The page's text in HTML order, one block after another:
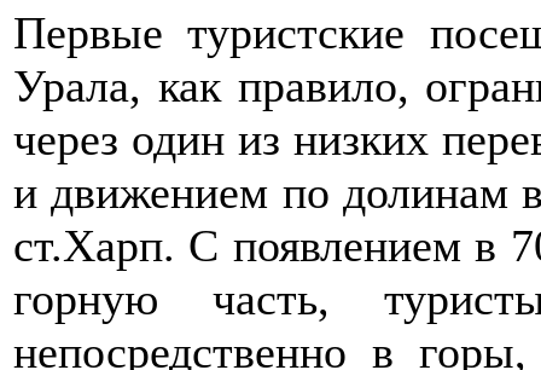
Первые туристские
Урала, как правило,
через один из низких
и движением по долинам
ст.Харп. С появлением в
горную часть,
непосредственно в